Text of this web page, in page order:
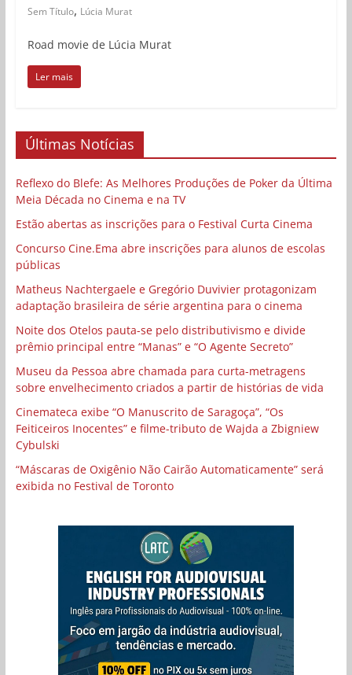
Sem Título, Lúcia Murat
Road movie de Lúcia Murat
Ler mais
Últimas Notícias
Reflexo do Blefe: As Melhores Produções de Poker da Última
Meia Década no Cinema e na TV
Estão abertas as inscrições para o Festival Curta Cinema
Concurso Cine.Ema abre inscrições para alunos de escolas
públicas
Matheus Nachtergaele e Gregório Duvivier protagonizam
adaptação brasileira de série argentina para o cinema
Noite dos Otelos pauta-se pelo distributivismo e divide
prêmio principal entre “Manas” e “O Agente Secreto”
Museu da Pessoa abre chamada para curta-metragens
sobre envelhecimento criados a partir de histórias de vida
Cinemateca exibe “O Manuscrito de Saragoça”, “Os
Feiticeiros Inocentes” e filme-tributo de Wajda a Zbigniew
Cybulski
“Máscaras de Oxigênio Não Cairão Automaticamente” será
exibida no Festival de Toronto